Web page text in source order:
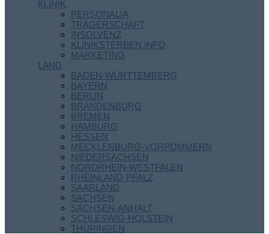
KLINIK
PERSONALIA
TRÄGERSCHAFT
INSOLVENZ
KLINIKSTERBEN.INFO
MARKETING
LAND
BADEN-WÜRTTEMBERG
BAYERN
BERLIN
BRANDENBURG
BREMEN
HAMBURG
HESSEN
MECKLENBURG-VORPOMMERN
NIEDERSACHSEN
NORDRHEIN-WESTFALEN
RHEINLAND-PFALZ
SAARLAND
SACHSEN
SACHSEN-ANHALT
SCHLESWIG-HOLSTEIN
THÜRINGEN